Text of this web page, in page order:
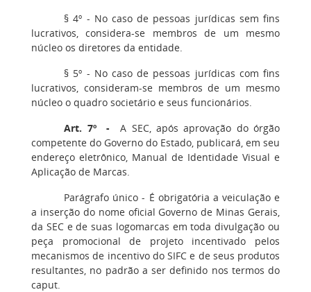
§ 4º - No caso de pessoas jurídicas sem fins
lucrativos, considera-se membros de um mesmo
núcleo os diretores da entidade.
§ 5º - No caso de pessoas jurídicas com fins
lucrativos, consideram-se membros de um mesmo
núcleo o quadro societário e seus funcionários.
Art. 7º - A SEC, após aprovação do órgão
competente do Governo do Estado, publicará, em seu
endereço eletrônico, Manual de Identidade Visual e
Aplicação de Marcas.
Parágrafo único - É obrigatória a veiculação e
a inserção do nome oficial Governo de Minas Gerais,
da SEC e de suas logomarcas em toda divulgação ou
peça promocional de projeto incentivado pelos
mecanismos de incentivo do SIFC e de seus produtos
resultantes, no padrão a ser definido nos termos do
caput.